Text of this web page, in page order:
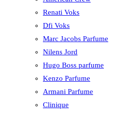
Renati Voks
Dfi Voks
Marc Jacobs Parfume
Nilens Jord
Hugo Boss parfume
Kenzo Parfume
Armani Parfume
Clinique